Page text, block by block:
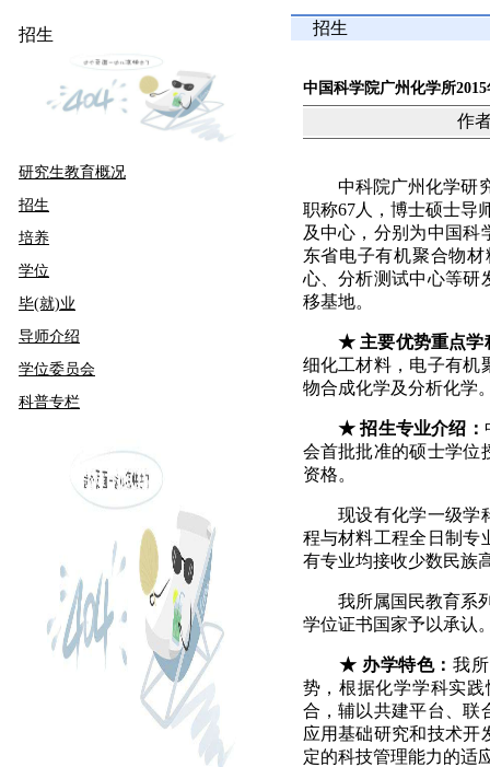
招生
研究生教育概况
招生
培养
学位
毕(就)业
导师介绍
学位委员会
科普专栏
招生
中国科学院广州化学所
作
中科院广州化学研
职称67人，博士硕士导
及中心，分别为中国科
东省电子有机聚合物
心、分析测试中心等研
移基地。
★ 主要优势重点学
细化工材料，电子有机
物合成化学及分析化学
★招生专业介绍：
会首批批准的硕士学位
资格。
现设有化学一级学
程与材料工程全日制专
有专业均接收少数民族
我所属国民教育系
学位证书国家予以承认
★ 办学特色： 我
势，根据化学学科实
合，辅以共建平台、联
应用基础研究和技术开
定的科技管理能力的适